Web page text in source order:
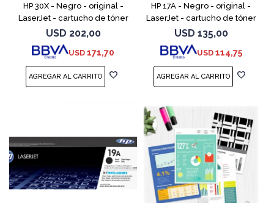
HP 30X - Negro - original -
LaserJet - cartucho de tóner
(CF230X) - para LaserJet Pro
M203d, M203dn, M203dw, MFP
M227fdn, MFP M2
USD 202,00
USD 171,70
HP 17A - Negro - original -
LaserJet - cartucho de tóner
(CF217A) - para LaserJet Pro
M102a, M102w, MFP M130a,
MFP M130fn, MFP M
USD 135,00
USD 114,75